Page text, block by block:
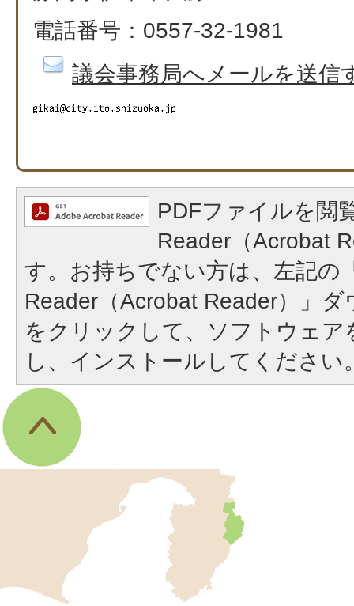
電話番号：0557-32-1981
議会事務局へメールを送信
PDFファイルを閲
Reader（Acrobat
す。お持ちでない方は、左記の
Reader（Acrobat Reader）」
をクリックして、ソフトウェア
し、インストールしてください